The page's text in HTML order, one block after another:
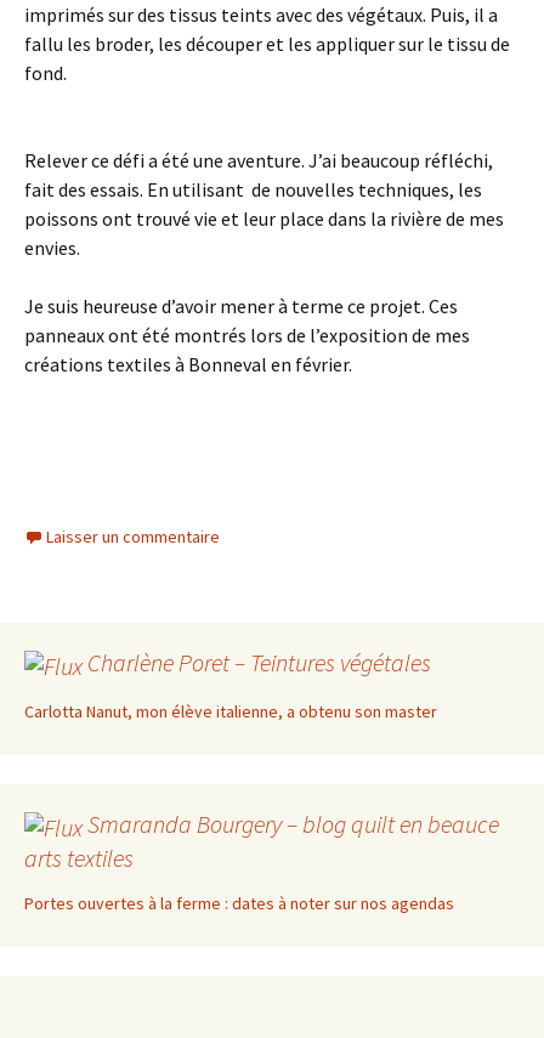
imprimés sur des tissus teints avec des végétaux. Puis, il a
fallu les broder, les découper et les appliquer sur le tissu de
fond.
Relever ce défi a été une aventure. J’ai beaucoup réfléchi,
fait des essais. En utilisant de nouvelles techniques, les
poissons ont trouvé vie et leur place dans la rivière de mes
envies.
Je suis heureuse d’avoir mener à terme ce projet. Ces
panneaux ont été montrés lors de l’exposition de mes
créations textiles à Bonneval en février.
Laisser un commentaire
Charlène Poret – Teintures végétales
Carlotta Nanut, mon élève italienne, a obtenu son master
Smaranda Bourgery – blog quilt en beauce
arts textiles
Portes ouvertes à la ferme : dates à noter sur nos agendas